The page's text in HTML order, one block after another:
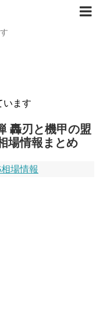
います
轟刃と機甲の盟
場情報まとめ
場情報